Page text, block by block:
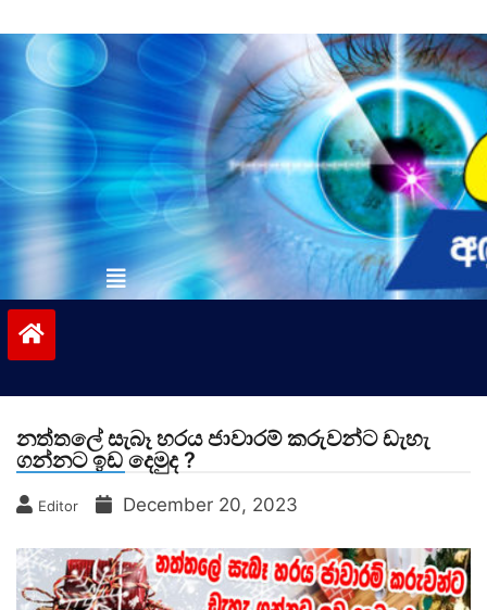
to
contentvinivida.lk
නත්තලේ සැබෑ හරය ජාවාරම් කරුවන්ට ඩැහැ
ගන්නට ඉඩ දෙමුද ?
Editor December 20, 2023